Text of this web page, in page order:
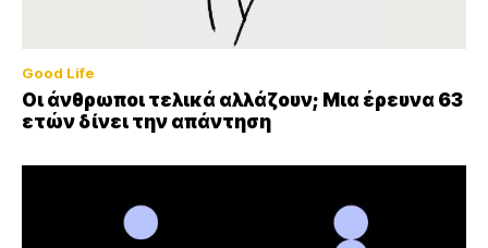
Good Life
Οι άνθρωποι τελικά αλλάζουν; Μια έρευνα 63
ετών δίνει την απάντηση